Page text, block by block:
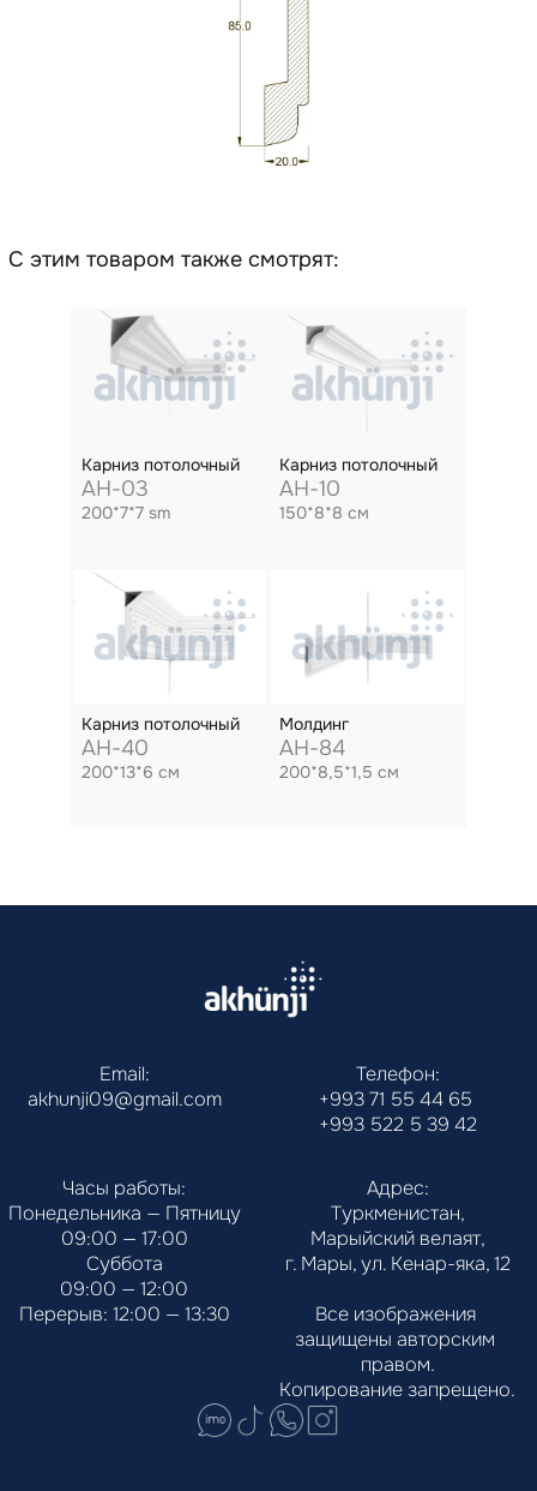
С этим товаром также смотрят:
Карниз потолочный
AH-03
200*7*7 sm
Карниз потолочный
AH-10
150*8*8 см
Карниз потолочный
AH-40
200*13*6 см
Молдинг
AH-84
200*8,5*1,5 см
Email:
akhunji09@gmail.com
Телефон:
+993 71 55 44 65
+993 522 5 39 42
Часы работы:
Понедельника — Пятницу
09:00 — 17:00
Суббота
09:00 — 12:00
Перерыв: 12:00 — 13:30
Адрес:
Туркменистан,
Марыйский велаят,
г. Мары, ул. Кенар-яка, 12
Все изображения
защищены авторским
правом.
Копирование запрещено.